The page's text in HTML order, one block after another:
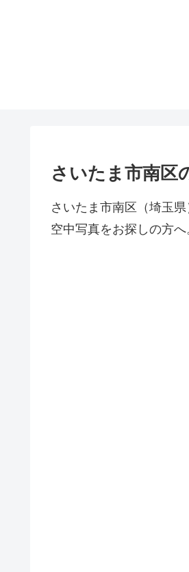
さいたま市南区
さいたま市南区（埼玉
空中写真をお探しの方へ